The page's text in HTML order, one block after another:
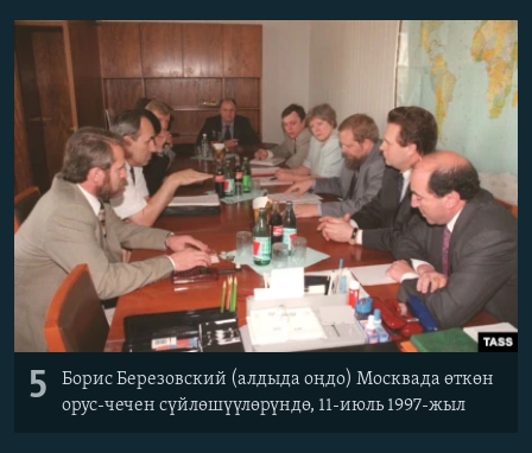
5
Борис Березовский (алдыда оңдо) Москвада өткөн
орус-чечен сүйлөшүүлөрүндө, 11-июль 1997-жыл